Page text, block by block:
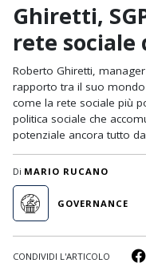
Ghiretti,
rete sociale
Roberto Ghiretti,
rapporto tra il suo
come la rete sociale più
politica sociale che
potenziale ancora tutto
Di MARIO RUCANO
GOVERNANCE
CONDIVIDI L'ARTICOLO